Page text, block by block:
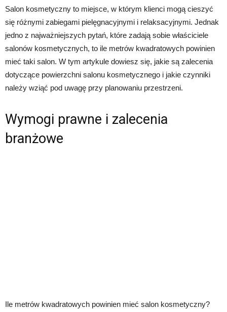
Salon kosmetyczny to miejsce, w którym klienci mogą cieszyć
się różnymi zabiegami pielęgnacyjnymi i relaksacyjnymi. Jednak
jedno z najważniejszych pytań, które zadają sobie właściciele
salonów kosmetycznych, to ile metrów kwadratowych powinien
mieć taki salon. W tym artykule dowiesz się, jakie są zalecenia
dotyczące powierzchni salonu kosmetycznego i jakie czynniki
należy wziąć pod uwagę przy planowaniu przestrzeni.
Wymogi prawne i zalecenia
branżowe
Ile metrów kwadratowych powinien mieć salon kosmetyczny?